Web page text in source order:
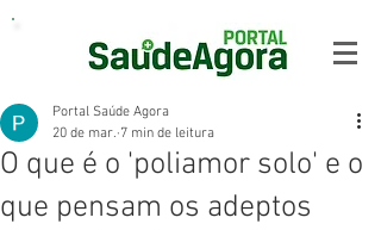
O que é o 'poliamor solo' e o
que pensam os adeptos
Portal Saúde Agora
20 de mar. 7 min de leitura